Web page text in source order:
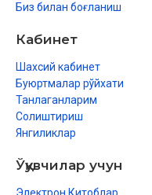
Биз билан боғланиш
Кабинет
Шахсий кабинет
Буюртмалар рўйхати
Танлаганларим
Солиштириш
Янгиликлар
Ўқувчилар учун